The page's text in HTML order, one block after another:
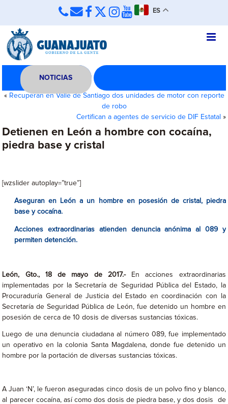
ES
NOTICIAS
« Recuperan en Valle de Santiago dos unidades de motor con reporte
de robo
Certifican a agentes de servicio de DIF Estatal »
Detienen en León a hombre con cocaína,
piedra base y cristal
[wzslider autoplay=”true”]
Aseguran en León a un hombre en posesión de cristal, piedra
base y cocaína.
Acciones extraordinarias atienden denuncia anónima al 089 y
permiten detención.
León, Gto., 18 de mayo de 2017.-
En acciones extraordinarias
implementadas por la Secretaría de Seguridad Pública del Estado, la
Procuraduría General de Justicia del Estado en coordinación con la
Secretaría de Seguridad Pública de León, fue detenido un hombre en
posesión de cerca de 10 dosis de diversas sustancias tóxicas.
Luego de una denuncia ciudadana al número 089, fue implementado
un operativo en la colonia Santa Magdalena, donde fue detenido un
hombre por la portación de diversas sustancias tóxicas.
A Juan ‘N’, le fueron aseguradas cinco dosis de un polvo fino y blanco,
al parecer cocaína, así como dos dosis de piedra base, y dos dosis de